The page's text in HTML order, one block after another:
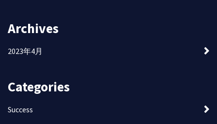
Archives
2023年4月
Categories
Success